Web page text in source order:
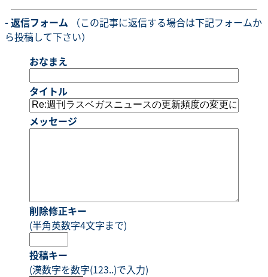
- 返信フォーム （この記事に返信する場合は下記フォームか
ら投稿して下さい）
おなまえ
タイトル
メッセージ
削除修正キー
(半角英数字4文字まで)
投稿キー
(漢数字を数字(123..)で入力)